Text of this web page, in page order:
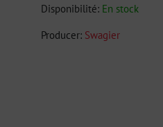
Disponibilité: En stock
Producer: Swagier